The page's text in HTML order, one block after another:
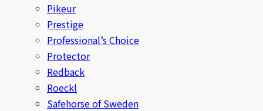
Pikeur
Prestige
Professional’s Choice
Protector
Redback
Roeckl
Safehorse of Sweden